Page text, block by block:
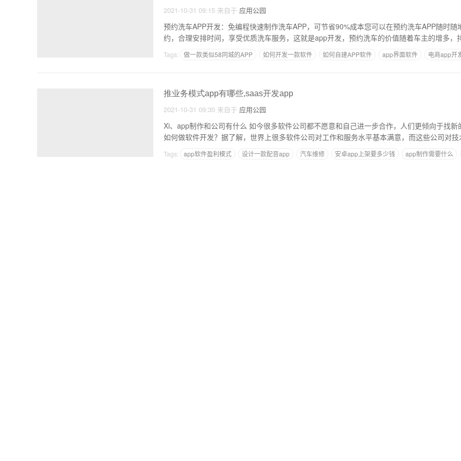
2021-10-31 09:15 来自于 应用公园
预约洗车APP开发：免编程快速制作洗车APP，可节省90%成本您可以在预约洗车APP随时随
约，合理安排时间，享受优质洗车服务，这就是app开发，预约洗车的价值随着车主的增多，
Tags: 做一款类似58同城的APP 如何开发一款软件 如何自建APP软件 app界面软件
电商app开
推业务模式app有哪些,saas开发app
2021-10-31 09:30 来自于 应用公园
Xi、app制作和公司有什么 如今很多软件公司都不愿意和自己进一步合作，人们更倾向于找新的公司做软件开发
如何做软件开发？据了解，世界上很多软件公司对工作和服务水平基本满意，而这些公司对
Tags: app软件盈利模式 设计一款配音app 汽车维修 安卓app上架要多少钱 app制作需要什么